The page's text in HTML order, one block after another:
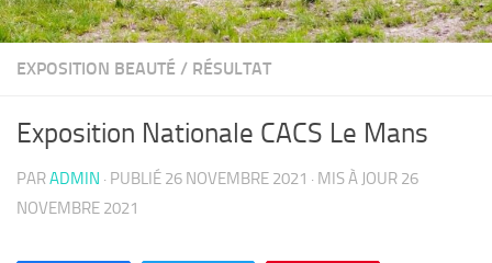
EXPOSITION BEAUTÉ / RÉSULTAT
Exposition Nationale CACS Le Mans
PARADMIN · PUBLIÉ 26 NOVEMBRE 2021 · MIS À JOUR 26
NOVEMBRE 2021